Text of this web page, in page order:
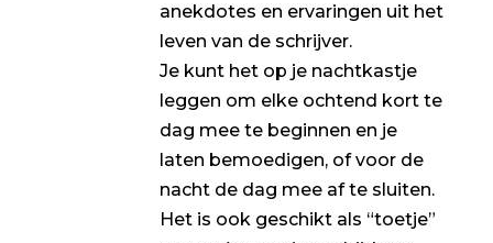
anekdotes en ervaringen uit het
leven van de schrijver.
Je kunt het op je nachtkastje
leggen om elke ochtend kort te
dag mee te beginnen en je
laten bemoedigen, of voor de
nacht de dag mee af te sluiten.
Het is ook geschikt als “toetje”